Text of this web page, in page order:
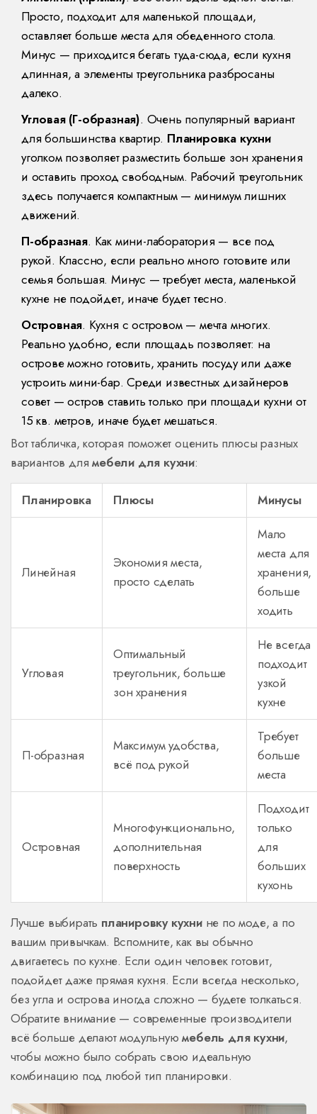
Просто, подходит для маленькой площади,
оставляет больше места для обеденного стола.
Минус — приходится бегать туда-сюда, если кухня
длинная, а элементы треугольника разбросаны
далеко.
Угловая (Г-образная). Очень популярный вариант
для большинства квартир. Планировка кухни
уголком позволяет разместить больше зон хранения
и оставить проход свободным. Рабочий треугольник
здесь получается компактным — минимум лишних
движений.
П-образная. Как мини-лаборатория — все под
рукой. Классно, если реально много готовите или
семья большая. Минус — требует места, маленькой
кухне не подойдет, иначе будет тесно.
Островная. Кухня с островом — мечта многих.
Реально удобно, если площадь позволяет: на
острове можно готовить, хранить посуду или даже
устроить мини-бар. Среди известных дизайнеров
совет — остров ставить только при площади кухни от
15 кв. метров, иначе будет мешаться.
Вот табличка, которая поможет оценить плюсы разных
вариантов длямебели для кухни:
Планировка Плюсы Минусы
Линейная
Экономия места,
просто сделать
Мало
места для
хранения,
больше
ходить
Угловая
Оптимальный
треугольник, больше
зон хранения
Не всегда
подходит
узкой
кухне
П-образная
Максимум удобства,
всё под рукой
Требует
больше
места
Островная
Многофункционально,
дополнительная
поверхность
Подходит
только
для
больших
кухонь
Лучше выбирать планировку кухнине по моде, а по
вашим привычкам. Вспомните, как вы обычно
двигаетесь по кухне. Если один человек готовит,
подойдет даже прямая кухня. Если всегда несколько,
без угла и острова иногда сложно — будете толкаться.
Обратите внимание — современные производители
всё больше делают модульнуюмебель для кухни,
чтобы можно было собрать свою идеальную
комбинацию под любой тип планировки.